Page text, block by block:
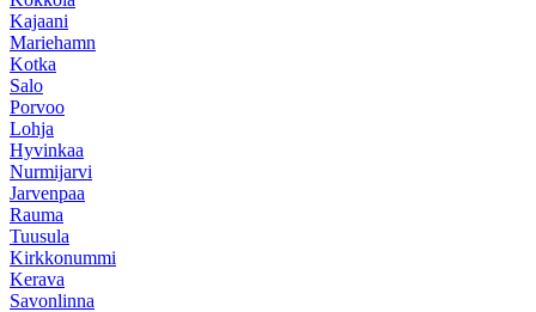
Kajaani
Mariehamn
Kotka
Salo
Porvoo
Lohja
Hyvinkaa
Nurmijarvi
Jarvenpaa
Rauma
Tuusula
Kirkkonummi
Kerava
Savonlinna